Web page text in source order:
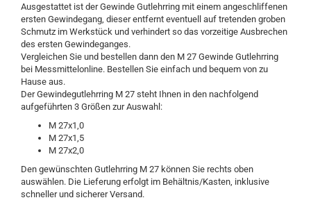
Ausgestattet ist der Gewinde Gutlehrring mit einem angeschliffenen
ersten Gewindegang, dieser entfernt eventuell auf tretenden groben
Schmutz im Werkstück und verhindert so das vorzeitige Ausbrechen
des ersten Gewindeganges.
Vergleichen Sie und bestellen dann den M 27 Gewinde Gutlehrring
bei Messmittelonline. Bestellen Sie einfach und bequem von zu
Hause aus.
Der Gewindegutlehrring M 27 steht Ihnen in den nachfolgend
aufgeführten 3 Größen zur Auswahl:
M 27x1,0
M 27x1,5
M 27x2,0
Den gewünschten Gutlehrring M 27 können Sie rechts oben
auswählen. Die Lieferung erfolgt im Behältnis/Kasten, inklusive
schneller und sicherer Versand.